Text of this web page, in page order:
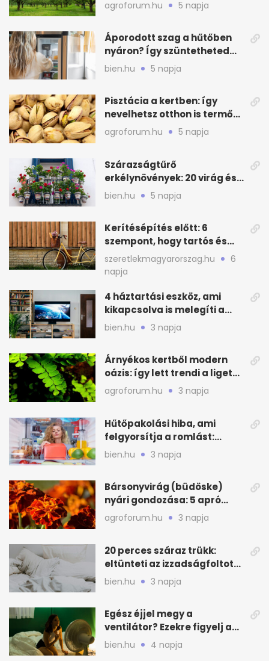
agroforum.hu 5 napja
Áporodott szag a hűtőben
nyáron? Így szüntetheted
meg olcsón
bien.hu 5 napja
Pisztácia a kertben: így
nevelhetsz otthon is termő
növényt
agroforum.hu 5 napja
Szárazságtűrő
erkélynövények: 20 virág és
cserje a forró nyárra
bien.hu 5 napja
Kerítésépítés előtt: 6
szempont, hogy tartós és
praktikus legyen
szeretlekmagyarorszag.hu
6
napja
4 háztartási eszköz, ami
kikapcsolva is melegíti a
lakást
bien.hu 3 napja
Árnyékos kertből modern
oázis: így lett trendi a ligetes
zöld
agroforum.hu 3 napja
Hűtőpakolási hiba, ami
felgyorsítja a romlást:
zónákra figyelj
bien.hu 3 napja
Bársonyvirág (büdöske)
nyári gondozása: 5 apró
lépés a dús virágzásért
agroforum.hu 3 napja
20 perces száraz trükk:
eltünteti az izzadságfoltot
és a szagot a matracról
bien.hu 3 napja
Egész éjjel megy a
ventilátor? Ezekre figyelj a
hőségben alvásnál
bien.hu 4 napja